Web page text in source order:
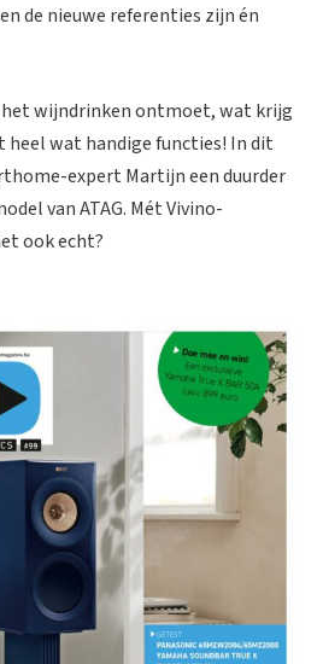
de nieuwe referenties zijn én
wijndrinken ontmoet, wat krijg
heel wat handige functies! In dit
expert Martijn een duurder
van ATAG. Mét Vivino-
ook echt?